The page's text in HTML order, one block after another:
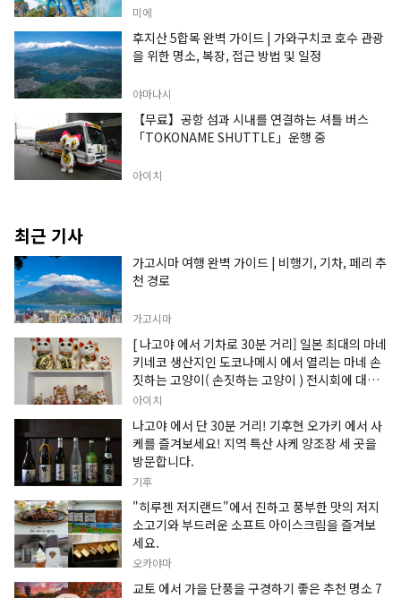
미에
후지산 5합목 완벽 가이드 | 가와구치코 호수 관광
을 위한 명소, 복장, 접근 방법 및 일정
야마나시
【무료】공항 섬과 시내를 연결하는 셔틀 버스
「TOKONAME SHUTTLE」운행 중
아이치
최근 기사
가고시마 여행 완벽 가이드 | 비행기, 기차, 페리 추
천 경로
가고시마
[ 나고야 에서 기차로 30분 거리] 일본 최대의 마네
키네코 생산지인 도코나메시 에서 열리는 마네 손
짓하는 고양이( 손짓하는 고양이 ) 전시회에 대한
정보입니다.
아이치
나고야 에서 단 30분 거리! 기후현 오가키 에서 사
케를 즐겨보세요! 지역 특산 사케 양조장 세 곳을
방문합니다.
기후
"히루젠 저지랜드"에서 진하고 풍부한 맛의 저지
소고기와 부드러운 소프트 아이스크림을 즐겨보
세요.
오카야마
교토 에서 가을 단풍을 구경하기 좋은 추천 명소 7